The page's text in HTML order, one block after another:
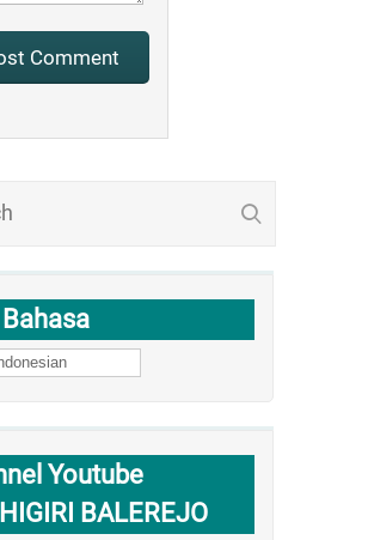
Youtube
BALEREJO